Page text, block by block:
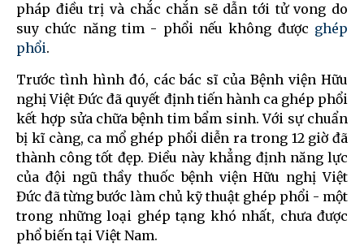
pháp điều trị và chắc chắn sẽ dẫn tới tử vong do
suy chức năng tim - phổi nếu không được ghép
phổi.
Trước tình hình đó, các bác sĩ của Bệnh viện Hữu
nghị Việt Đức đã quyết định tiến hành ca ghép phổi
kết hợp sửa chữa bệnh tim bẩm sinh. Với sự chuẩn
bị kĩ càng, ca mổ ghép phổi diễn ra trong 12 giờ đã
thành công tốt đẹp. Điều này khẳng định năng lực
của đội ngũ thầy thuốc bệnh viện Hữu nghị Việt
Đức đã từng bước làm chủ kỹ thuật ghép phổi - một
trong những loại ghép tạng khó nhất, chưa được
phổ biến tại Việt Nam.